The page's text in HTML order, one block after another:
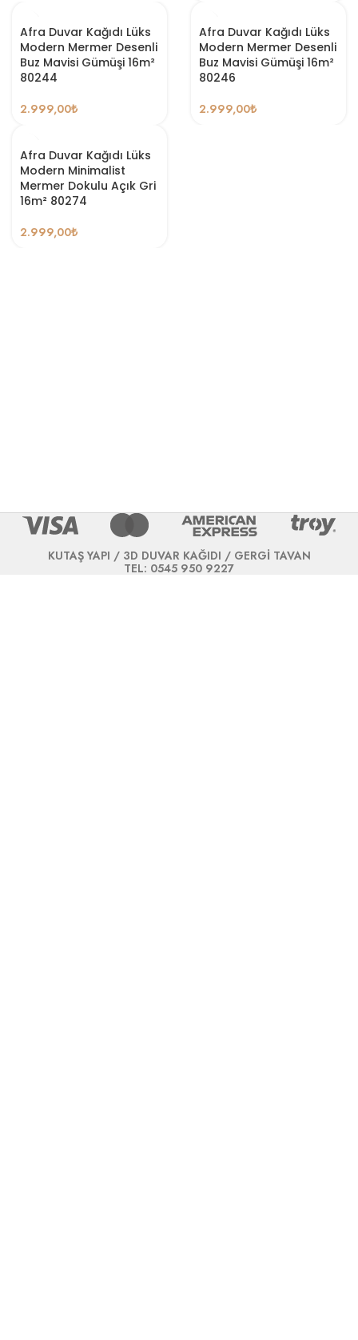
Afra Duvar Kağıdı Lüks
Modern Mermer Desenli
Buz Mavisi Gümüşi 16m²
80244
2.999,00₺
Afra Duvar Kağıdı Lüks
Modern Mermer Desenli
Buz Mavisi Gümüşi 16m²
80246
2.999,00₺
Afra Duvar Kağıdı Lüks
Modern Minimalist
Mermer Dokulu Açık Gri
16m² 80274
2.999,00₺
KUTAŞ YAPI / 3D DUVAR KAĞIDI / GERGİ TAVAN
TEL: 0545 950 9227